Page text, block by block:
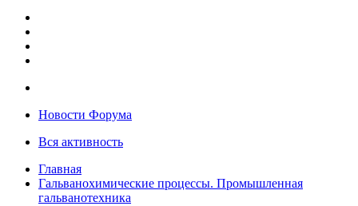
Новости Форума
Вся активность
Главная
Гальванохимические процессы. Промышленная
гальванотехника